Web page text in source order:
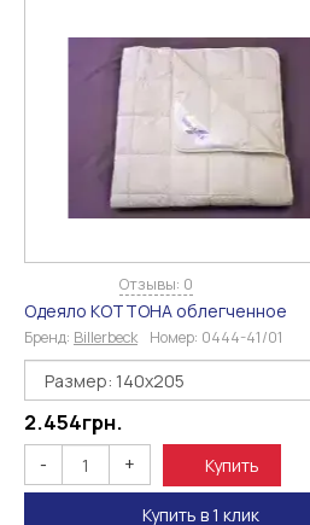
Отзывы: 0
Одеяло КОТТОНА облегченное
Бренд: Billerbeck Номер: 0444-41/01
2.454грн.
- + Купить
Купить в 1 клик